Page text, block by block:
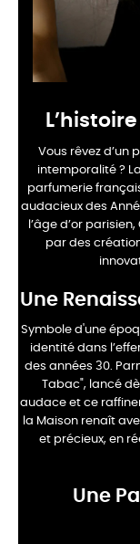
Vous rêvez d’un
intemporalité ?
parfumerie
audacieux des
l’âge d’or
par des
Une
Symbole d'une
identité dans
des années 30.
Tabac", lancé
audace et ce
la Maison renaît
et précieux, en
Une